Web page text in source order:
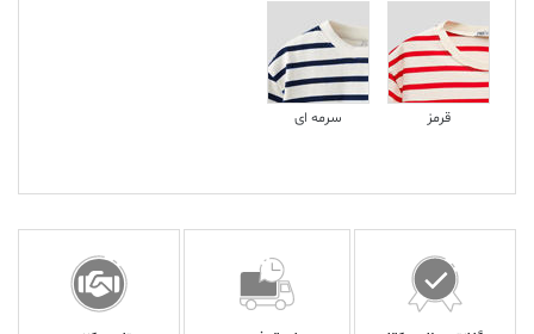
قرمز سرمه ای